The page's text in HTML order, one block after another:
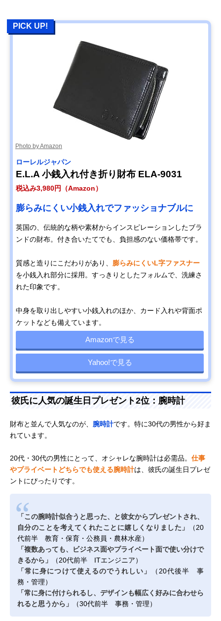
PICK UP!
Photo by Amazon
ローレルジャパン
E.L.A 小銭入れ付き折り財布 ELA-9031
税込み3,980円（Amazon）
膨らみにくい小銭入れでファッショナブルに
英国の、伝統的な柄や素材からインスピレーションしたブラ
ンドの財布。付き合いたてでも、負担感のない価格帯です。
質感と造りにこだわりがあり、 膨らみにくいL字ファスナー
を小銭入れ部分に採用。すっきりとしたフォルムで、洗練さ
れた印象です。
中身を取り出しやすい小銭入れのほか、カード入れや背面ポ
ケットなども備えています。
Amazonで見る
Yahoo!で見る
彼氏に人気の誕生日プレゼント2位：腕時計
財布と並んで人気なのが、 腕時計です。特に30代の男性から好ま
れています。
20代・30代の男性にとって、オシャレな腕時計は必需品。 仕事
やプライベートどちらでも使える腕時計は、彼氏の誕生日プレゼ
ントにぴったりです。
「この腕時計似合うと思った、と彼女からプレゼントされ、
自分のことを考えてくれたことに嬉しくなりました」
（20
代前半 教育・保育・公務員・農林水産）
「複数あっても、ビジネス面やプライベート面で使い分けで
きるから」
（20代前半 ITエンジニア）
「常に身につけて使えるのでうれしい」
（20代後半 事
務・管理）
「常に身に付けられるし、デザインも幅広く好みに合わせら
れると思うから」
（30代前半 事務・管理）